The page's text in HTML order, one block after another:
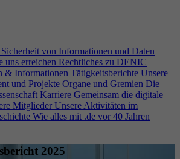
Sicherheit von Informationen und Daten
uns erreichen Rechtliches zu DENIC
& Informationen Tätigkeitsberichte Unsere
und Projekte Organe und Gremien Die
Karriere Gemeinsam die digitale
Mitglieder Unsere Aktivitäten im
Wie alles mit .de vor 40 Jahren
2025